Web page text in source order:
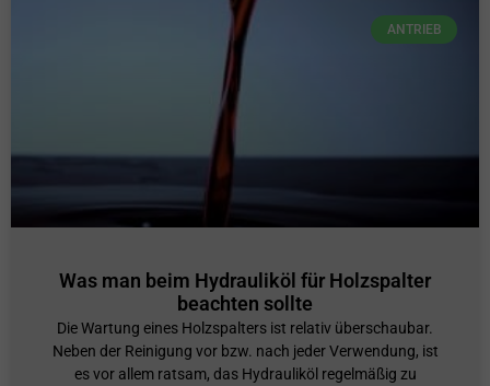
ANTRIEB
Was man beim Hydrauliköl für Holzspalter
beachten sollte
Die Wartung eines Holzspalters ist relativ überschaubar.
Neben der Reinigung vor bzw. nach jeder Verwendung, ist
es vor allem ratsam, das Hydrauliköl regelmäßig zu